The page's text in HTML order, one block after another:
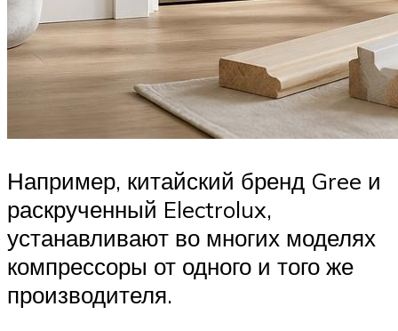
Например, китайский бренд Gree и
раскрученный Electrolux,
устанавливают во многих моделях
компрессоры от одного и того же
производителя.